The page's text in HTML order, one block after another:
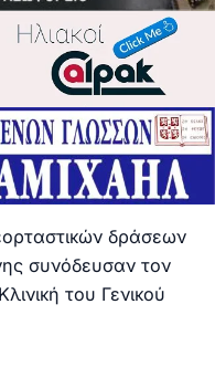
δράσεων
συνόδευσαν τον
του Γενικού